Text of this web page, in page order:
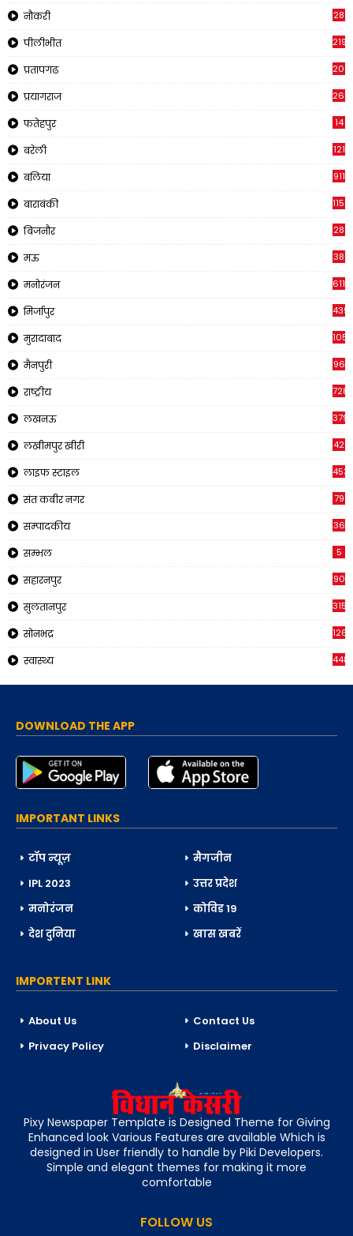
नौकरी 28
पीलीभीत 2195
प्रतापगढ
प्रयागराज 269
फतेहपुर 14
बरेली 121
बलिया 911
बाराबंकी 1150
बिजनौर 28
मऊ 38
मनोरंजन 611
मिर्जापुर 439
मुरादाबाद 1054
मैनपुरी 96
राष्ट्रीय 7285
लखनऊ 3793
लखीमपुर खीरी 42
लाइफ स्टाइल 453
संत कबीर नगर 79
सम्पादकीय 36
सम्भल 5
सहारनपुर 90
सुलतानपुर 315
सोनभद्र 1266
स्वास्थ्य 448
DOWNLOAD THE APP
IMPORTANT LINKS
टॉप न्यूज़
मैगजीन
IPL 2023
उत्तर प्रदेश
मनोरंजन
कोविड 19
देश दुनिया
खास खबरें
IMPORTENT LINK
About Us
Contact Us
Privacy Policy
Disclaimer
Pixy Newspaper Template is Designed Theme for Giving
Enhanced look Various Features are available Which is
designed in User friendly to handle by Piki Developers.
Simple and elegant themes for making it more
comfortable
FOLLOW US